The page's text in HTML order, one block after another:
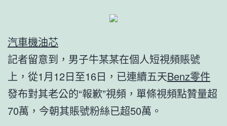
汽車機油芯
記者留意到，男子牛某某在個人短視頻賬號
上，從1月12日至16日，已連續五天Benz零件
發布對其老公的“報歉”視頻，單條視頻點贊量超
70萬，今朝其賬號粉絲已超50萬。